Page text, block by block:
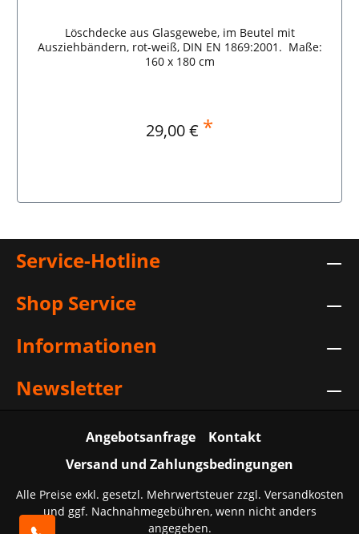
Löschdecke aus Glasgewebe, im Beutel mit
Ausziehbändern, rot-weiß, DIN EN 1869:2001. Maße:
160 x 180 cm
Regulärer Preis:
29,00 € *
In den Warenkorb
Service-Hotline
Shop Service
Informationen
Newsletter
Angebotsanfrage
Kontakt
Versand und Zahlungsbedingungen
Alle Preise exkl. gesetzl. Mehrwertsteuer zzgl. Versandkosten
und ggf. Nachnahmegebühren, wenn nicht anders
angegeben.